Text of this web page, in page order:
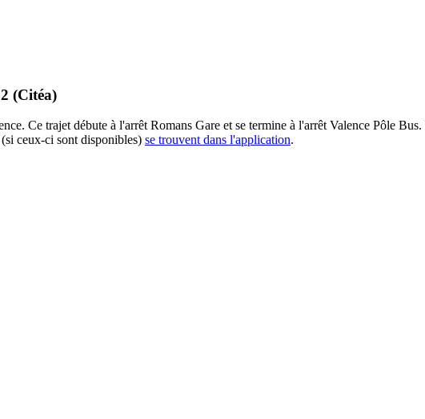
(Citéa)
Ce trajet débute à l'arrêt Romans Gare et se termine à l'arrêt Valence Pôle
ceux-ci sont disponibles) se trouvent dans l'application.